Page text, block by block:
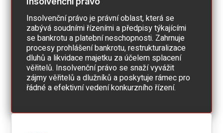
Insolvenční právo je právní oblast, která se
zabývá soudními řízeními a předpisy týkajícími
se bankrotu a platební neschopnosti. Zahrnuje
procesy prohlášení bankrotu, restrukturalizace
dluhů a likvidace majetku za účelem splacení
věřitelů. Insolvenční právo se snaží vyvážit
zájmy věřitelů a dlužníků a poskytuje rámec pro
řádné a efektivní vedení konkurzního řízení.